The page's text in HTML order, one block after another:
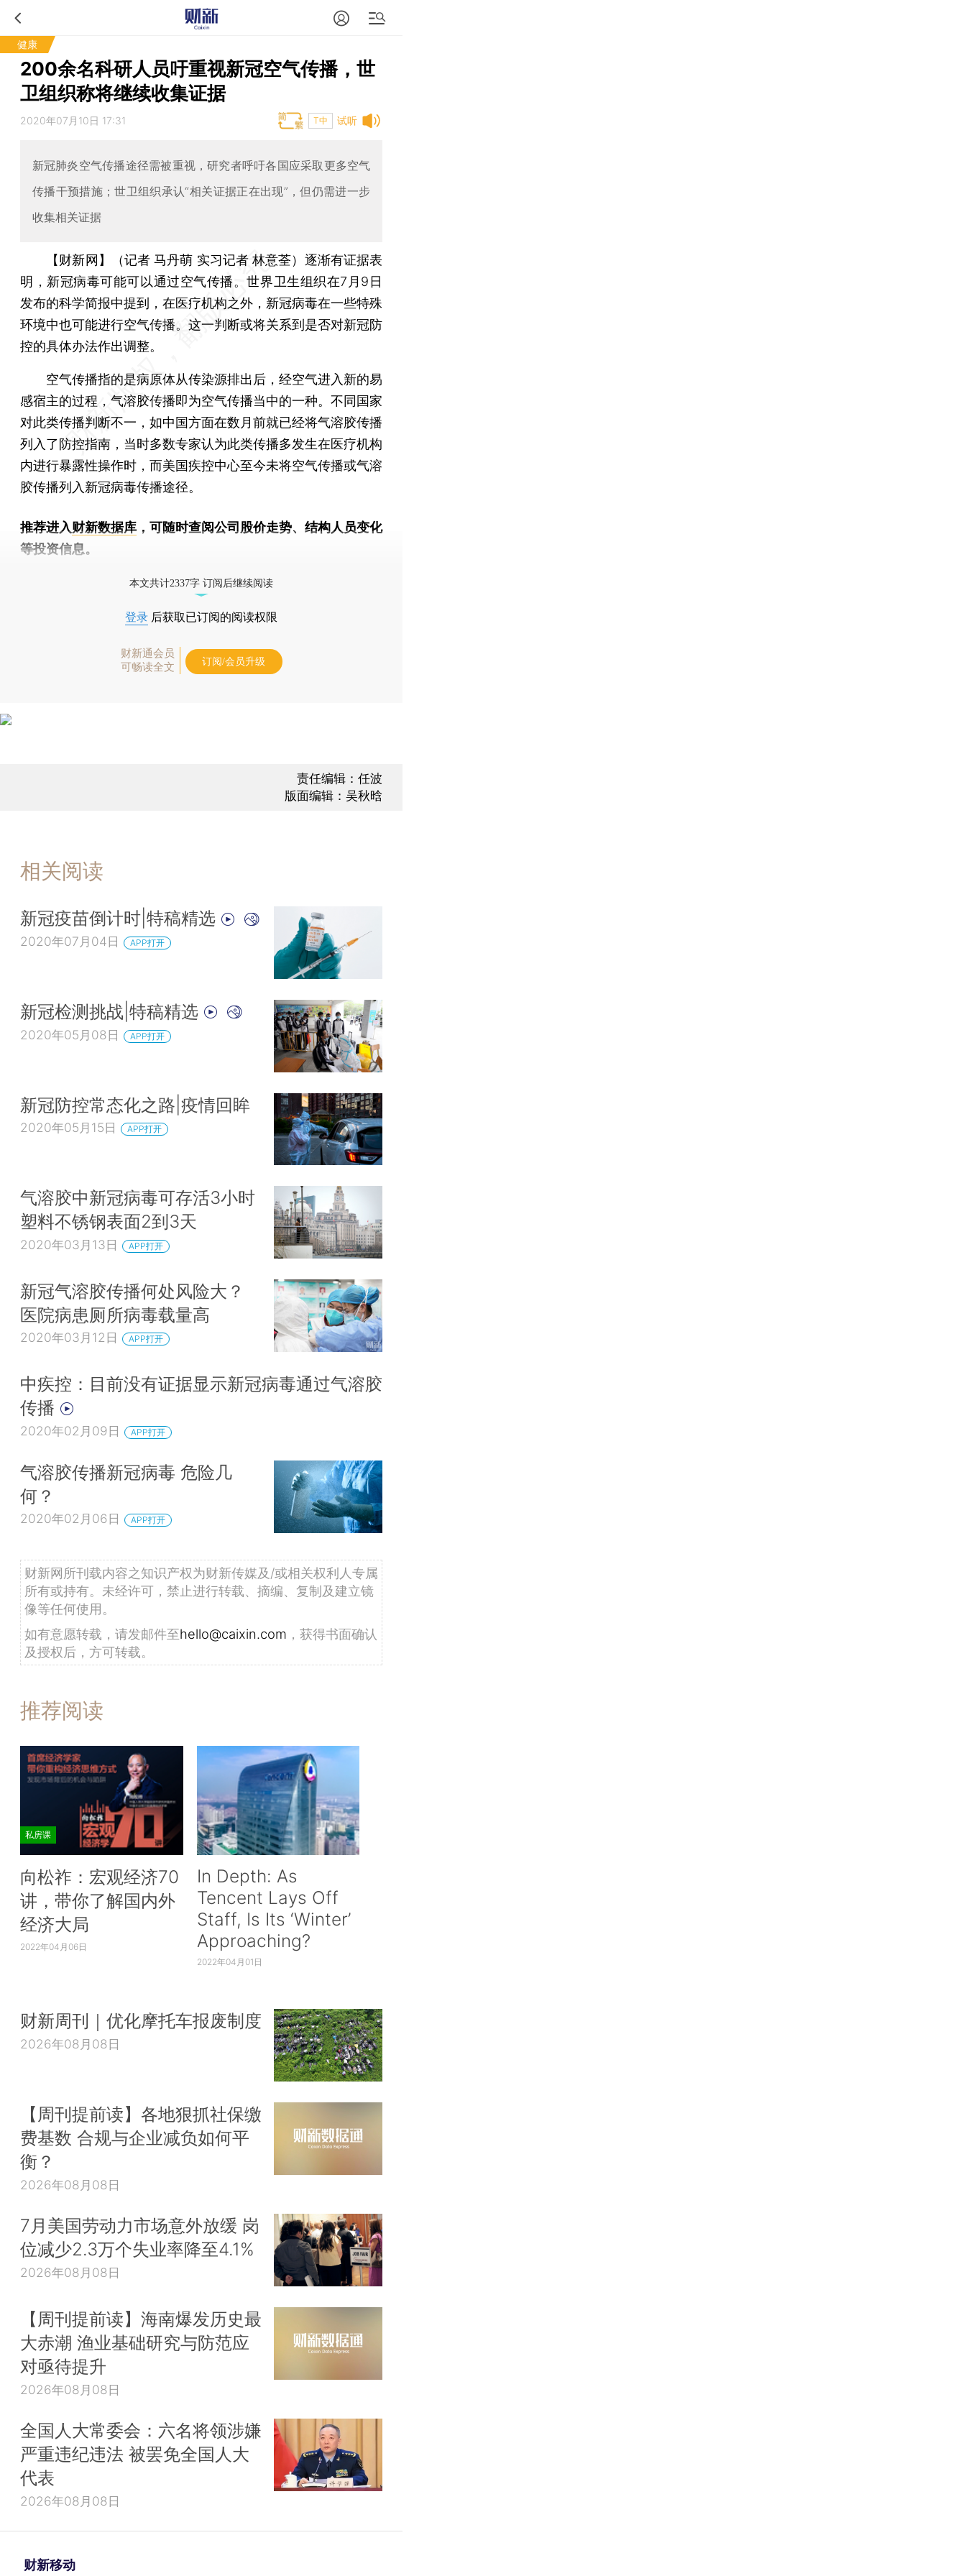
健康
200余名科研人员吁重视新冠空气传播，世
卫组织称将继续收集证据
试听
2020年07月10日 17:31 T中
新冠肺炎空气传播途径需被重视，研究者呼吁各国应采取更多空气
传播干预措施；世卫组织承认“相关证据正在出现”，但仍需进一步
收集相关证据
【财新网】（记者 马丹萌 实习记者 林意荃） 逐渐有证据表
明，新冠病毒可能可以通过空气传播。世界卫生组织在7月9日
发布的科学简报中提到，在医疗机构之外，新冠病毒在一些特殊
环境中也可能进行空气传播。这一判断或将关系到是否对新冠防
控的具体办法作出调整。
空气传播指的是病原体从传染源排出后，经空气进入新的易
感宿主的过程，气溶胶传播即为空气传播当中的一种。不同国家
对此类传播判断不一，如中国方面在数月前就已经将气溶胶传播
列入了防控指南，当时多数专家认为此类传播多发生在医疗机构
内进行暴露性操作时，而美国疾控中心至今未将空气传播或气溶
胶传播列入新冠病毒传播途径。
推荐进入财新数据库 ，可随时查阅公司股价走势、结构人员变化
等投资信息。
本文共计2337字 订阅后继续阅读
登录 后获取已订阅的阅读权限
财新通会员
可畅读全文
订阅/会员升级
责任编辑：任波
版面编辑：吴秋晗
相关阅读
新冠疫苗倒计时|特稿精选
2020年07月04日 APP打开
新冠检测挑战|特稿精选
2020年05月08日 APP打开
新冠防控常态化之路|疫情回眸
2020年05月15日 APP打开
气溶胶中新冠病毒可存活3小时
塑料不锈钢表面2到3天
2020年03月13日 APP打开
新冠气溶胶传播何处风险大？
医院病患厕所病毒载量高
2020年03月12日 APP打开
中疾控：目前没有证据显示新冠病毒通过气溶胶
传播
2020年02月09日 APP打开
气溶胶传播新冠病毒 危险几
何？
2020年02月06日 APP打开
财新网所刊载内容之知识产权为财新传媒及/或相关权利人专属
所有或持有。未经许可，禁止进行转载、摘编、复制及建立镜
像等任何使用。
如有意愿转载，请发邮件至hello@caixin.com ，获得书面确认
及授权后，方可转载。
推荐阅读
私房课
向松祚：宏观经济70
讲，带你了解国内外
经济大局
2022年04月06日
In Depth: As
Tencent Lays Off
Staff, Is Its ‘Winter’
Approaching?
2022年04月01日
财新周刊｜优化摩托车报废制度
2026年08月08日
【周刊提前读】各地狠抓社保缴
费基数 合规与企业减负如何平
衡？
2026年08月08日
7月美国劳动力市场意外放缓 岗
位减少2.3万个失业率降至4.1%
2026年08月08日
【周刊提前读】海南爆发历史最
大赤潮 渔业基础研究与防范应
对亟待提升
2026年08月08日
全国人大常委会：六名将领涉嫌
严重违纪违法 被罢免全国人大
代表
2026年08月08日
财新移动